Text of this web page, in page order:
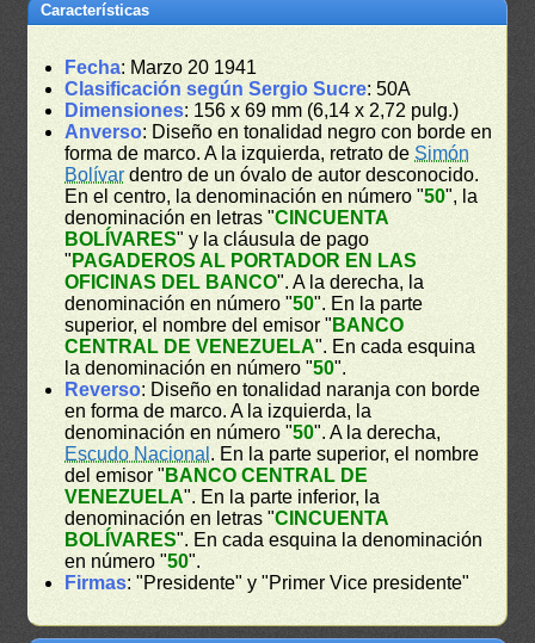
Características
Fecha: Marzo 20 1941
Clasificación según Sergio Sucre: 50A
Dimensiones: 156 x 69 mm (6,14 x 2,72 pulg.)
Anverso: Diseño en tonalidad negro con borde en
forma de marco. A la izquierda, retrato deSimón
Bolívar dentro de un óvalo de autor desconocido.
En el centro, la denominación en número "50", la
denominación en letras "CINCUENTA
BOLÍVARES" y la cláusula de pago
" PAGADEROS AL PORTADOR EN LAS
OFICINAS DEL BANCO". A la derecha, la
denominación en número "50". En la parte
superior, el nombre del emisor " BANCO
CENTRAL DE VENEZUELA". En cada esquina
la denominación en número "50".
Reverso: Diseño en tonalidad naranja con borde
en forma de marco. A la izquierda, la
denominación en número "50". A la derecha,
Escudo Nacional . En la parte superior, el nombre
del emisor " BANCO CENTRAL DE
VENEZUELA". En la parte inferior, la
denominación en letras "CINCUENTA
BOLÍVARES". En cada esquina la denominación
en número "50".
Firmas: "Presidente" y "Primer Vice presidente"